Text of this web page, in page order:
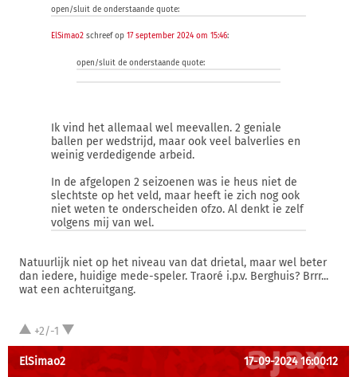
open/sluit de onderstaande quote:
ElSimao2 schreef op 17 september 2024 om 15:46:
open/sluit de onderstaande quote:
Ik vind het allemaal wel meevallen. 2 geniale
ballen per wedstrijd, maar ook veel balverlies en
weinig verdedigende arbeid.
In de afgelopen 2 seizoenen was ie heus niet de
slechtste op het veld, maar heeft ie zich nog ook
niet weten te onderscheiden ofzo. Al denkt ie zelf
volgens mij van wel.
Natuurlijk niet op het niveau van dat drietal, maar wel beter
dan iedere, huidige mede-speler. Traoré i.p.v. Berghuis? Brrr...
wat een achteruitgang.
+2/-1
ElSimao2 17-09-2024 16:00:12